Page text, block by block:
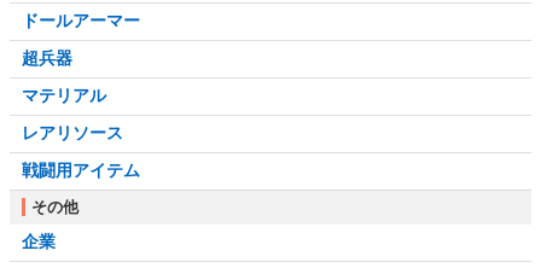
ドールアーマー
超兵器
マテリアル
レアリソース
戦闘用アイテム
その他
企業